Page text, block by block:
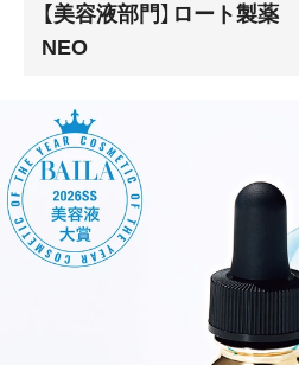
【美容液部門】ロート製
NEO